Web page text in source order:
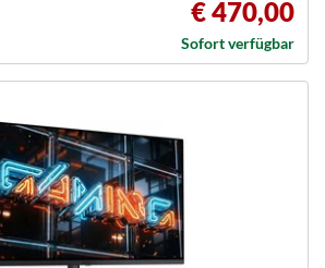
€ 470,00
Sofort verfügbar